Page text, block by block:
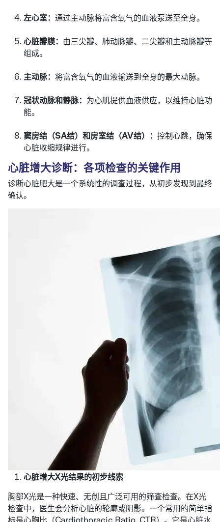
左心室： 通过主动脉将富含氧气的血液泵送至全身。
心脏瓣膜： 由三尖瓣、肺动脉瓣、二尖瓣和主动脉瓣等
组成。
主动脉： 将富含氧气的血液输送到全身的最大动脉。
冠状动脉和静脉： 为心肌提供血液供应，以维持心脏功
能。
窦房结（SA结）和房室结（AV结）： 控制心跳，确保
心脏收缩规律进行。
心脏增大诊断：各项检查的关键作用
诊断心脏肥大是一个系统性的调查过程，从初步发现到最终
确认。
心脏增大X光结果的初步线索
胸部X光是一种快速、无创且广泛可用的筛查检查。在X光
检查中，医生会分析心脏的轮廓或阴影。一个常用的简单指
标是心胸比（Cardiothoracic Ratio, CTR）。它是心脏水